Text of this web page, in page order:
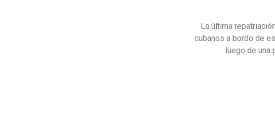
La última
cubanos a bordo de
luego de una